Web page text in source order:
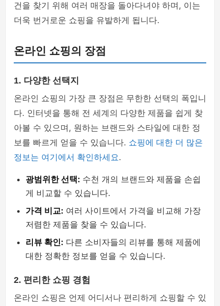
건을 찾기 위해 여러 매장을 돌아다녀야 하며, 이는
더욱 번거로운 쇼핑을 유발하게 됩니다.
온라인 쇼핑의 장점
1. 다양한 선택지
온라인 쇼핑의 가장 큰 장점은 무한한 선택의 폭입니
다. 인터넷을 통해 전 세계의 다양한 제품을 쉽게 찾
아볼 수 있으며, 원하는 브랜드와 스타일에 대한 정
보를 빠르게 얻을 수 있습니다. 쇼핑에 대한 더 많은
정보는 여기에서 확인하세요.
광범위한 선택: 수천 개의 브랜드와 제품을 손쉽
게 비교할 수 있습니다.
가격 비교: 여러 사이트에서 가격을 비교해 가장
저렴한 제품을 찾을 수 있습니다.
리뷰 확인: 다른 소비자들의 리뷰를 통해 제품에
대한 정확한 정보를 얻을 수 있습니다.
2. 편리한 쇼핑 경험
온라인 쇼핑은 언제 어디서나 편리하게 쇼핑할 수 있